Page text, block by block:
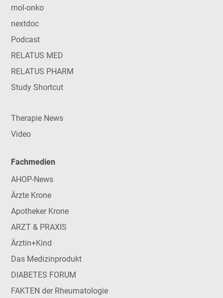
mol-onko
nextdoc
Podcast
RELATUS MED
RELATUS PHARM
Study Shortcut
Therapie News
Video
Fachmedien
AHOP-News
Ärzte Krone
Apotheker Krone
ARZT & PRAXIS
Ärztin+Kind
Das Medizinprodukt
DIABETES FORUM
FAKTEN der Rheumatologie